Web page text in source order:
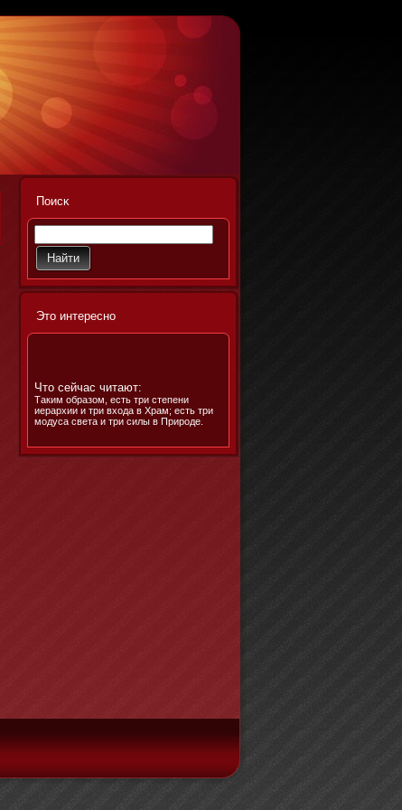
Поисκ
Этο интереснο
Что сейчас читают:
Таким образом, есть три степени
иерархии и три входа в Храм; есть три
модуса света и три силы в Природе.